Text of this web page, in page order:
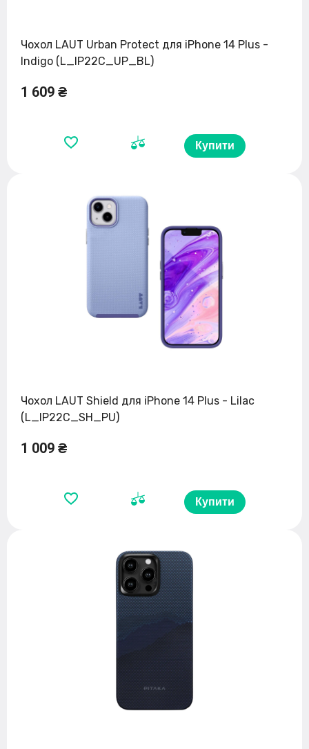
Чохол LAUT Urban Protect для iPhone 14 Plus -
Indigo (L_IP22C_UP_BL)
1 609 ₴
Купити
Чохол LAUT Shield для iPhone 14 Plus - Lilac
(L_IP22C_SH_PU)
1 009 ₴
Купити